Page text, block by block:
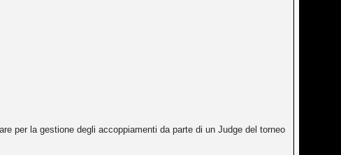
per la gestione degli accoppiamenti da parte di un Judge del torneo